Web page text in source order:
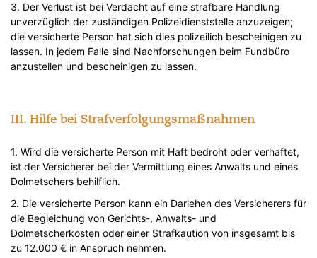
3. Der Verlust ist bei Verdacht auf eine strafbare Handlung
unverzüglich der zuständigen Polizeidienststelle anzuzeigen;
die versicherte Person hat sich dies polizeilich bescheinigen zu
lassen. In jedem Falle sind Nachforschungen beim Fundbüro
anzustellen und bescheinigen zu lassen.
III. Hilfe bei Strafverfolgungsmaßnahmen
1. Wird die versicherte Person mit Haft bedroht oder verhaftet,
ist der Versicherer bei der Vermittlung eines Anwalts und eines
Dolmetschers behilflich.
2. Die versicherte Person kann ein Darlehen des Versicherers für
die Begleichung von Gerichts-, Anwalts- und
Dolmetscherkosten oder einer Strafkaution von insgesamt bis
zu 12.000 € in Anspruch nehmen.